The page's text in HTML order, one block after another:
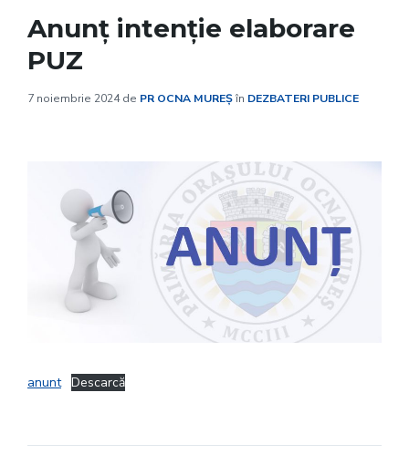
Anunț intenție elaborare
PUZ
7 noiembrie 2024de PR OCNA MUREȘîn DEZBATERI PUBLICE
anunt Descarcă